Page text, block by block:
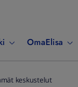
OmaElisa
keskustelut